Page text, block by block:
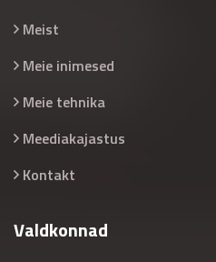
Meist
Meie inimesed
Meie tehnika
Meediakajastus
Kontakt
Valdkonnad